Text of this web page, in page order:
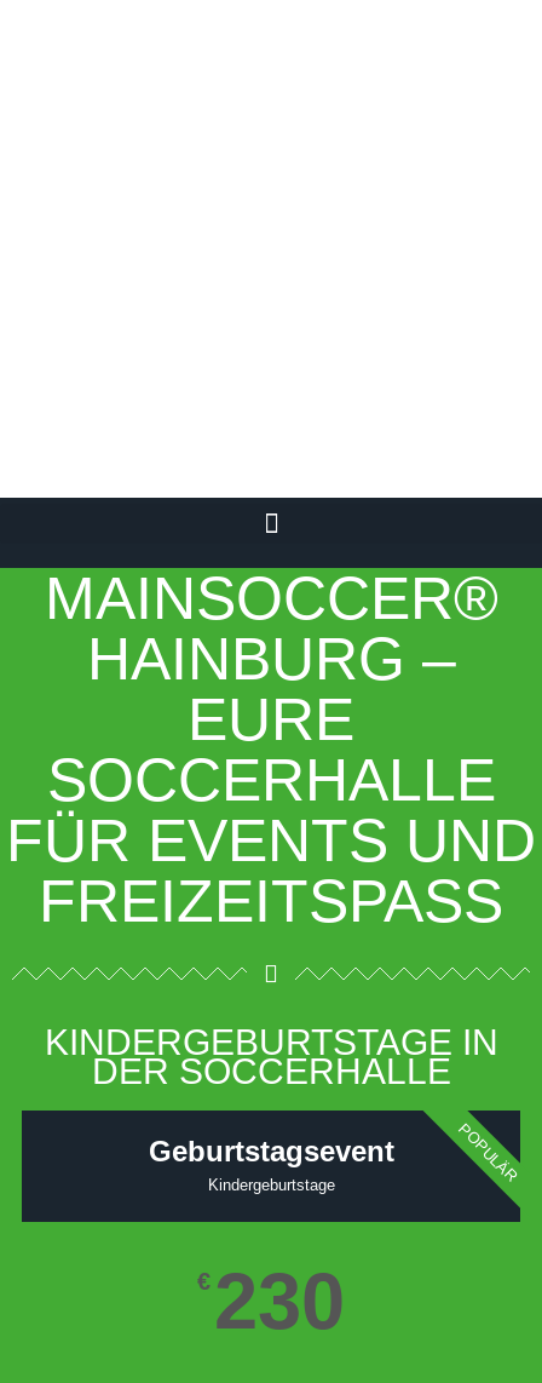
MAINSOCCER®
HAINBURG –
EURE
SOCCERHALLE
FÜR EVENTS UND
FREIZEITSPASS
KINDERGEBURTSTAGE IN
DER SOCCERHALLE
Geburtstagsevent
Kindergeburtstage
€ 230
POPULÄR